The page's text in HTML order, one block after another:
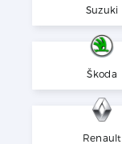
Suzuki
Škoda
Renault